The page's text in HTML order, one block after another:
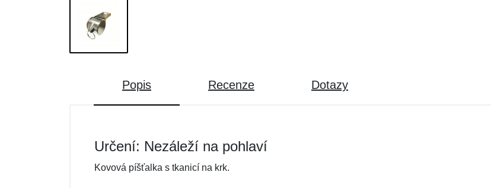
Popis Recenze Dotazy
Určení: Nezáleží na pohlaví
Kovová píšťalka s tkanicí na krk.